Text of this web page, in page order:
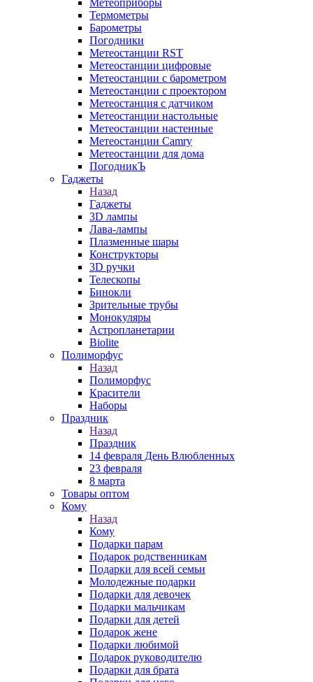
Метеоприборы
Термометры
Барометры
Погодники
Метеостанции RST
Метеостанции цифровые
Метеостанции с барометром
Метеостанции с проектором
Метеостанция с датчиком
Метеостанции настольные
Метеостанции настенные
Метеостанции Camry
Метеостанции для дома
ПогодникЪ
Гаджеты
Назад
Гаджеты
3D лампы
Лава-лампы
Плазменные шары
Конструкторы
3D ручки
Телескопы
Бинокли
Зрительные трубы
Монокуляры
Астропланетарии
Biolite
Полиморфус
Назад
Полиморфус
Красители
Наборы
Праздник
Назад
Праздник
14 февраля День Влюбленных
23 февраля
8 марта
Товары оптом
Кому
Назад
Кому
Подарки парам
Подарок родственникам
Подарки для всей семьи
Молодежные подарки
Подарки для девочек
Подарки мальчикам
Подарки для детей
Подарок жене
Подарки любимой
Подарок руководителю
Подарки для брата